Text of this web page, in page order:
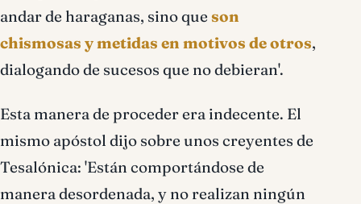
andar de haraganas, sino que son
chismosas y metidas en motivos de otros,
dialogando de sucesos que no debieran'.
Esta manera de proceder era indecente. El
mismo apóstol dijo sobre unos creyentes de
Tesalónica: 'Están comportándose de
manera desordenada, y no realizan ningún